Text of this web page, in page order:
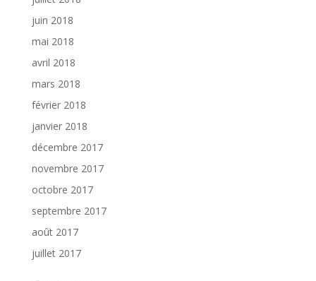
juin 2018
mai 2018
avril 2018
mars 2018
février 2018
janvier 2018
décembre 2017
novembre 2017
octobre 2017
septembre 2017
août 2017
juillet 2017